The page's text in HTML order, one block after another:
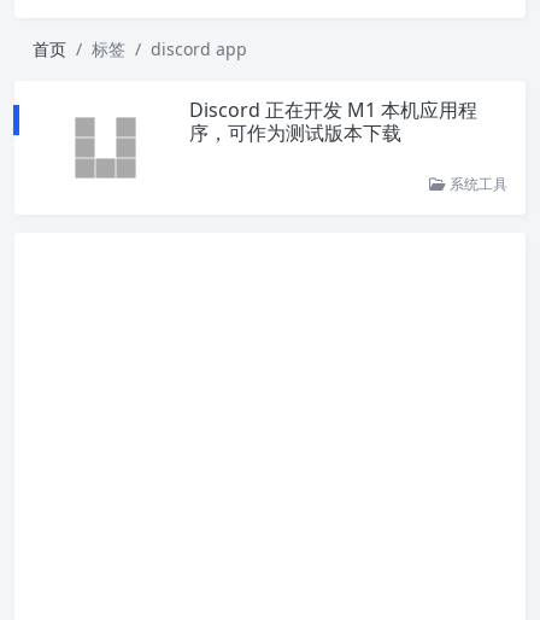
首页 标签 discord app
Discord 正在开发 M1 本机应用程
序，可作为测试版本下载
系统工具